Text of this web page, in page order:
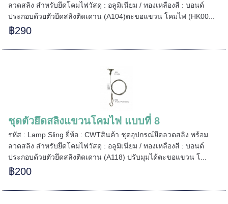
ลวดสลิง สำหรับยึดโคมไฟวัสดุ : อลูมิเนียม / ทองเหลืองสี : บอนด์
ประกอบด้วยตัวยึดสลิงติดเดาน (A104)ตะขอแขวน โคมไฟ (HK00...
฿290
ชุดตัวยึดสลิงแขวนโคมไฟ แบบที่ 8
รหัส : Lamp Sling ยี่ห้อ : CWTสินค้า ชุดอุปกรณ์ยึดลวดสลิง พร้อม
ลวดสลิง สำหรับยึดโคมไฟวัสดุ : อลูมิเนียม / ทองเหลืองสี : บอนด์
ประกอบด้วยตัวยึดสลิงติดเดาน (A118) ปรับมุมได้ตะขอแขวน โ...
฿200